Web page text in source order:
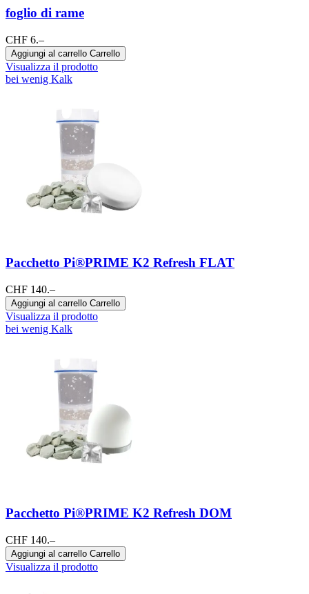
foglio di rame
CHF 6.–
Aggiungi al carrello Carrello
Visualizza il prodotto
bei wenig Kalk
Pacchetto Pi®PRIME K2 Refresh FLAT
CHF 140.–
Aggiungi al carrello Carrello
Visualizza il prodotto
bei wenig Kalk
Pacchetto Pi®PRIME K2 Refresh DOM
CHF 140.–
Aggiungi al carrello Carrello
Visualizza il prodotto